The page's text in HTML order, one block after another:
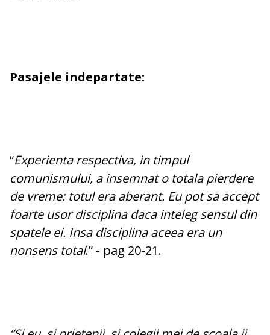
Pasajele indepartate:
“Experienta respectiva, in timpul
comunismului, a insemnat o totala pierdere
de vreme: totul era aberant. Eu pot sa accept
foarte usor disciplina daca inteleg sensul din
spatele ei. Insa disciplina aceea era un
nonsens total.” - pag 20-21.